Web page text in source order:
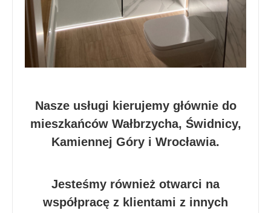
Nasze usługi kierujemy głównie do
mieszkańców Wałbrzycha, Świdnicy,
Kamiennej Góry i Wrocławia.
Jesteśmy również otwarci na
współpracę z klientami z innych